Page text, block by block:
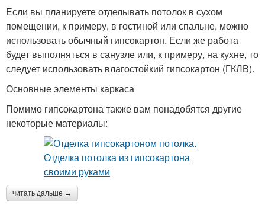
Если вы планируете отделывать потолок в сухом
помещении, к примеру, в гостиной или спальне, можно
использовать обычный гипсокартон. Если же работа
будет выполняться в санузле или, к примеру, на кухне, то
следует использовать влагостойкий гипсокартон (ГКЛВ).
Основные элементы каркаса
Помимо гипсокартона также вам понадобятся другие
некоторые материалы:
читать дальше →